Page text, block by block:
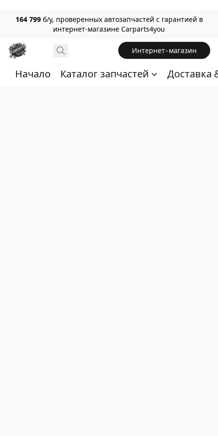
164 799 б/у, проверенных автозапчастей с гарантией в
интернет-магазине Carparts4you
Интернет-магазин
Начало Каталог запчастей Доставка